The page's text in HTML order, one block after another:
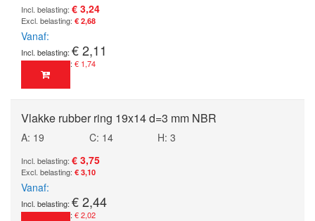
€ 3,24
€ 2,68
Vanaf
€ 2,11
€ 1,74
Vlakke rubber ring 19x14 d=3 mm NBR
A: 19 C: 14
H: 3
€ 3,75
€ 3,10
Vanaf
€ 2,44
€ 2,02